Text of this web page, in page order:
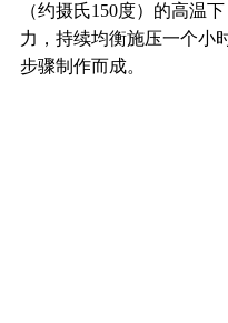
（约摄氏150度）的高温下
力，持续均衡施压一个小
步骤制作而成。